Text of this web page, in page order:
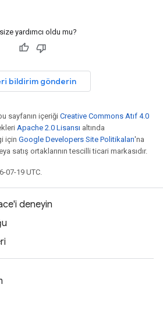
yardımcı oldu mu?
bildirim gönderin
sayfanın içeriği Creative Commons Atıf 4.0
Apache 2.0 Lisansı altında
için Google Developers Site Politikaları'na
satış ortaklarının tescilli ticari markasıdır.
07-19 UTC.
deneyin